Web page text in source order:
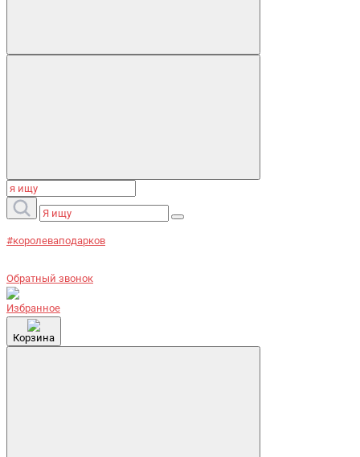
#королеваподарков
Обратный звонок
Избранное
Корзина